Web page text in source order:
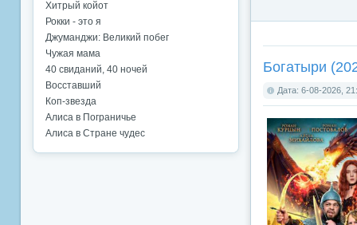
Богатыри
Дата: 6-08-2026,
Хитрый койот
Рокки - это я
Джуманджи: Великий побег
Чужая мама
40 свиданий, 40 ночей
Восставший
Коп-звезда
Алиса в Пограничье
Алиса в Стране чудес